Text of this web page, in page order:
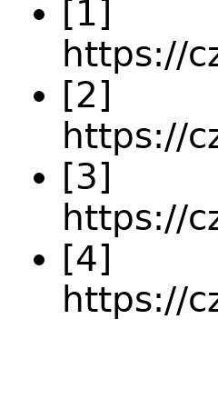
[1]
https://
[2]
https://
[3]
https://
[4]
https://